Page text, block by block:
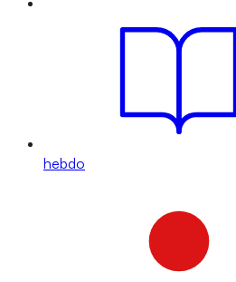
hebdo